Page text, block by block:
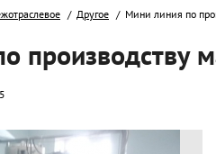
Другое Мини линия по
производству